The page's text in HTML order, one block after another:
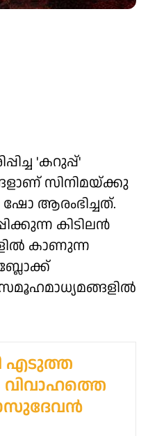
'കറുപ്പ്'
സിനിമയ്ക്കു
ഷോ ആരംഭിച്ചത്.
കിടിലൻ
കാണുന്ന
എടുത്ത
വിവാഹത്തെ